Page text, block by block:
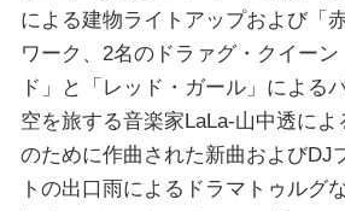
による建物ライトアップおよび「
ワーク、2名のドラァグ・クイーン
ド」と「レッド・ガール」による
空を旅する音楽家LaLa-山中透によ
のために作曲された新曲およびDJ
トの出口雨によるドラマトゥルグ